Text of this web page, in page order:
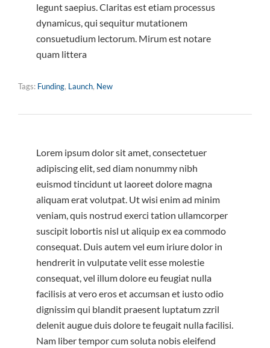
legunt saepius. Claritas est etiam processus
dynamicus, qui sequitur mutationem
consuetudium lectorum. Mirum est notare
quam littera
Tags: Funding, Launch, New
Lorem ipsum dolor sit amet, consectetuer
adipiscing elit, sed diam nonummy nibh
euismod tincidunt ut laoreet dolore magna
aliquam erat volutpat. Ut wisi enim ad minim
veniam, quis nostrud exerci tation ullamcorper
suscipit lobortis nisl ut aliquip ex ea commodo
consequat. Duis autem vel eum iriure dolor in
hendrerit in vulputate velit esse molestie
consequat, vel illum dolore eu feugiat nulla
facilisis at vero eros et accumsan et iusto odio
dignissim qui blandit praesent luptatum zzril
delenit augue duis dolore te feugait nulla facilisi.
Nam liber tempor cum soluta nobis eleifend